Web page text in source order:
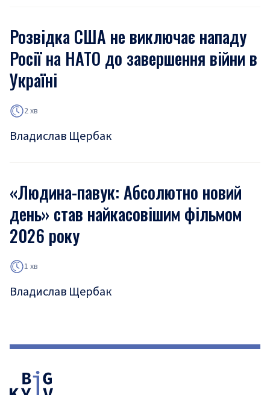
Розвідка США не виключає нападу
Росії на НАТО до завершення війни в
Україні
2 хв
Владислав Щербак
«Людина-павук: Абсолютно новий
день» став найкасовішим фільмом
2026 року
1 хв
Владислав Щербак